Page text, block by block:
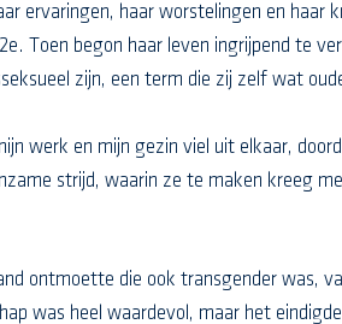
ervaringen, haar worstelingen en haar
Toen begon haar leven ingrijpend te
zijn, een term die zij zelf wat
werk en mijn gezin viel uit elkaar,
strijd, waarin ze te maken kreeg
ontmoette die ook transgender was,
was heel waardevol, maar het